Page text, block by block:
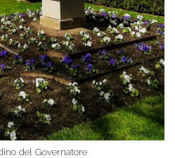
del Governatore